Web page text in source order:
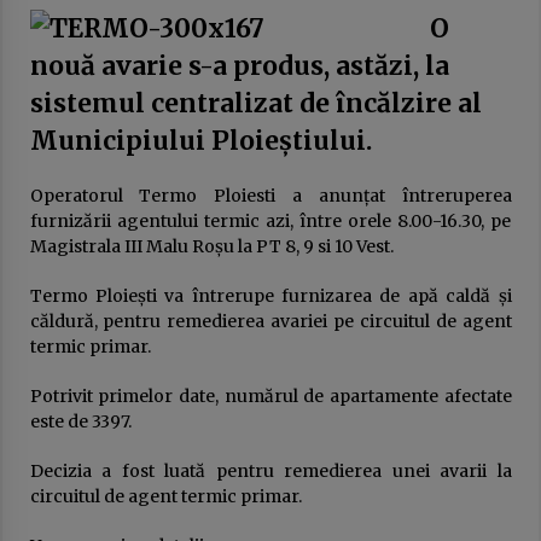
Austeritatea fără rezultate: cum sunt pedepsiți
românii pentru greșeli pe care nu le-au făcut
10 februarie 2026
partenerilor din coaliție: Când guvernezi,
trebuie să te ghideze dorința de a face viața
mai bună românilor, nu mai rea. Atunci nu are
rost să guvernezi
3 februarie 2026
Programul național Vouchere culturale pentru
elevi a fost amânat pentru anul școlar 2027 –
Ziua Principatelor Române – între idealul
Frustrarea și invidia dintre două lumi ale
O
nouă avarie s-a produs, astăzi, la
sistemul centralizat de încălzire al
Municipiului Ploieștiului.
Operatorul Termo Ploiesti a anunțat întreruperea
furnizării agentului termic azi, între orele 8.00-16.30, pe
Magistrala III Malu Roșu la PT 8, 9 si 10 Vest.
Termo Ploiești va întrerupe furnizarea de apă caldă și
căldură, pentru remedierea avariei pe circuitul de agent
termic primar.
Potrivit primelor date, numărul de apartamente afectate
este de 3397.
Decizia a fost luată pentru remedierea unei avarii la
circuitul de agent termic primar.